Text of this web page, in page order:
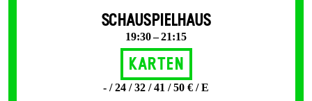
SCHAUSPIELHAUS
19:30 – 21:15
Karten
- / 24 / 32 / 41 / 50 € / E